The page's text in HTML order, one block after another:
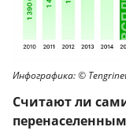
Инфографика: ©
Считают ли
перенаселенным